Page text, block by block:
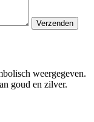
Verzenden
weergegeven.
goud en zilver.